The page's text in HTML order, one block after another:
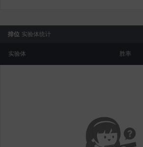
排位 实验体统计
实验体 胜率